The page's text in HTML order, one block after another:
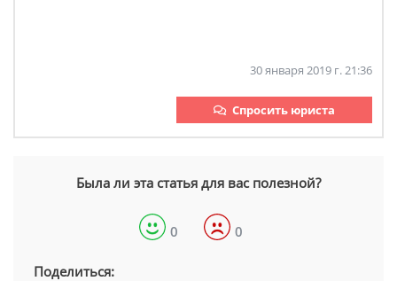
30 января 2019 г. 21:36
Спросить юриста
Была ли эта статья для вас полезной?
0 0
Поделиться: